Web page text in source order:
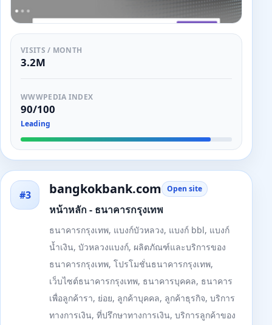
VISITS / MONTH
3.2M
WWWPEDIA INDEX
90/100
Leading
#3 bangkokbank.com Open site
หน้าหลัก - ธนาคารกรุงเทพ
ธนาคารกรุงเทพ, แบงก์บัวหลวง, แบงก์ bbl, แบงก์
น้ำเงิน, บัวหลวงแบงก์, ผลิตภัณฑ์และบริการของ
ธนาคารกรุงเทพ, โปรโมชั่นธนาคารกรุงเทพ,
เว็บไซต์ธนาคารกรุงเทพ, ธนาคารบุคคล, ธนาคาร
เพื่อลูกค้ารา, ย่อย, ลูกค้าบุคคล, ลูกค้าธุรกิจ, บริการ
ทางการเงิน, ที่ปรึกษาทางการเงิน, บริการลูกค้าของ